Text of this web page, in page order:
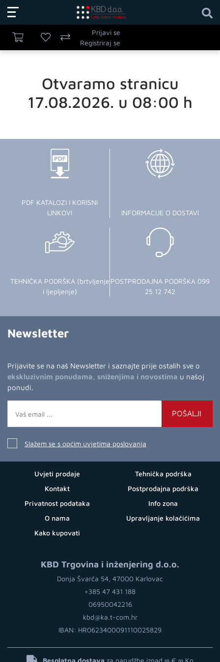
Prijavi se
Registriraj se
Otvaramo stranicu
17.08.2026. u 08:00 h
PDF KATALOZI I KORISNI
LINKOVI
INFORMACIJE O DOSTAVI
TEHNIČKA PODRŠKA (brtvljenje
i ljepljenje)
POSTPRODAJNA PODRŠKA 099
25 12 742
Newsletter
Prijavite se na naš Newsletter i saznajte prije ostalih sve o
ekskluzivnim ponudama, sniženjima i novostima u našoj
ponudi.
POŠALJI
Slažem se s općim uvjetima poslovanja
Uvjeti prodaje
Kontakt
Privatnost podataka
O nama
Kako kupovati
Tehnička podrška
Postprodajna podrška
Info zona
Upravljanje kolačićima
KBD Trgovina i inženjering d.o.o.
Donja Švarča 54, 47000 Karlovac
+385 47 431 188
06950042216
kbd@ka.t-com.hr
IBAN: HR0623400091110025829
Besplatna dostava za narudžbe iznad ∞ € ∞ Kn